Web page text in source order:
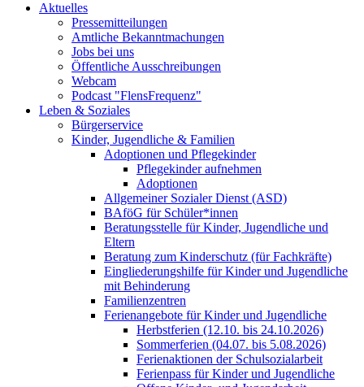
Aktuelles
Pressemitteilungen
Amtliche Bekanntmachungen
Jobs bei uns
Öffentliche Ausschreibungen
Webcam
Podcast "FlensFrequenz"
Leben & Soziales
Bürgerservice
Kinder, Jugendliche & Familien
Adoptionen und Pflegekinder
Pflegekinder aufnehmen
Adoptionen
Allgemeiner Sozialer Dienst (ASD)
BAföG für Schüler*innen
Beratungsstelle für Kinder, Jugendliche und
Eltern
Beratung zum Kinderschutz (für Fachkräfte)
Eingliederungshilfe für Kinder und Jugendliche
mit Behinderung
Familienzentren
Ferienangebote für Kinder und Jugendliche
Herbstferien (12.10. bis 24.10.2026)
Sommerferien (04.07. bis 5.08.2026)
Ferienaktionen der Schulsozialarbeit
Ferienpass für Kinder und Jugendliche